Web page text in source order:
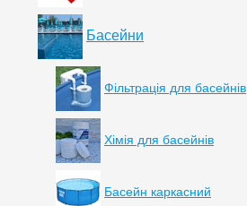
Басейни
Фільтрація для басейнів
Хімія для басейнів
Басейн каркасний